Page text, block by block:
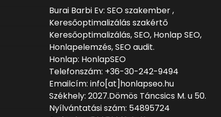
Burai Barbi Ev: SEO szakember ,
Keresőoptimalizálás szakértő
Keresőoptimalizálás, SEO, Honlap SEO,
Honlapelemzés, SEO audit.
Honlap: HonlapSEO
Telefonszám: +36-30-242-9494
Emailcím: info[at]honlapseo.hu
Székhely: 2027.Dömös Táncsics M. u 50.
Nyílvántatási szám: 54895724